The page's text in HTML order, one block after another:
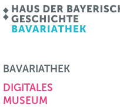
BAVARIATHEK
DIGITALES
MUSEUM